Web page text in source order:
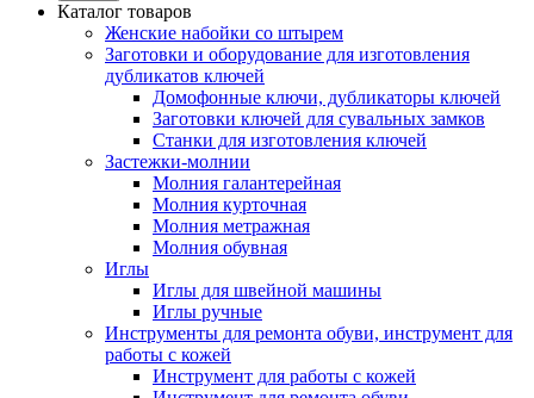
Каталог товаров
Женские набойки со штырем
Заготовки и оборудование для изготовления
дубликатов ключей
Домофонные ключи, дубликаторы ключей
Заготовки ключей для сувальных замков
Станки для изготовления ключей
Застежки-молнии
Молния галантерейная
Молния курточная
Молния метражная
Молния обувная
Иглы
Иглы для швейной машины
Иглы ручные
Инструменты для ремонта обуви, инструмент для
работы с кожей
Инструмент для работы с кожей